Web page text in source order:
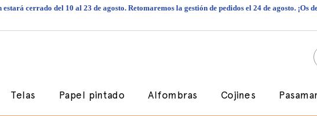
cerrado del 10 al 23 de agosto. Retomaremos la gestión de pedidos el 24 de agosto. ¡Os
Telas Papel pintado Alfombras Cojines